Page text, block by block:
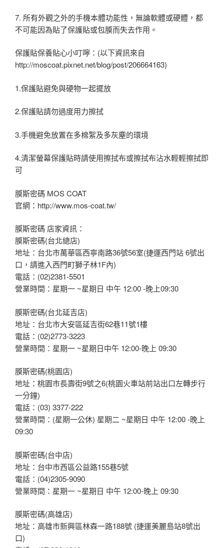
7. 所有外觀之外的手機本體功能性，無論軟體或硬體，都
不可能因為貼了保護貼或包膜而失去作用。
保護貼保養貼心小叮嚀：(以下資訊來自
http://moscoat.pixnet.net/blog/post/206664163)
1.保護貼避免與硬物一起擺放
2.保護貼請勿過度用力擦拭
3.手機避免放置在多棉絮及多灰塵的環境
4.清潔螢幕保護貼時請使用擦拭布或擦拭布沾水輕輕擦拭即
可
膜斯密碼 MOS COAT
官網：http://www.mos-coat.tw/
膜斯密碼 店家資訊：
膜斯密碼(台北總店)
地址：台北市萬華區西寧南路36號56室(捷運西門站 6號出
口，請進入西門町獅子林1F內)
電話：(02)2381-5501
營業時間：星期一 ~星期日 中午 12:00 -晚上09:30
膜斯密碼(台北延吉店)
地址：台北市大安區延吉街62巷11號1樓
電話：(02)2773-3223
營業時間：星期一 ~星期日中午 12:00-晚上 09:30
膜斯密碼(桃園店)
地址：桃園市長壽街9號之6(桃園火車站前站出口左轉步行
一分鐘)
電話：(03) 3377-222
營業時間：(星期一公休) 星期二 ~星期日 中午 12:00 -晚上
09:30
膜斯密碼(台中店)
地址：台中市西區公益路155巷5號
電話：(04)2305-9090
營業時間：星期一 ~星期日 中午 12:00-晚上 09:30
膜斯密碼(高雄店)
地址：高雄市新興區林森一路188號 (捷運美麗島站8號出
口)